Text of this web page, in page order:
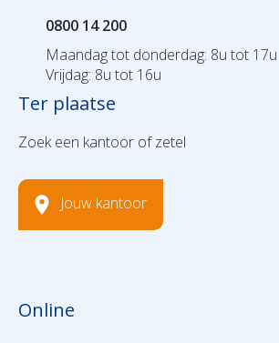
0800 14 200
Maandag tot donderdag: 8u tot 17u
Vrijdag: 8u tot 16u
Ter plaatse
Zoek een kantoor of zetel
Jouw kantoor
Online